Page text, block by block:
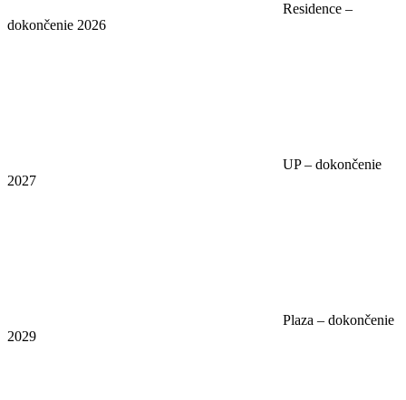
Residence –
dokončenie 2026
UP – dokončenie
2027
Plaza – dokončenie
2029